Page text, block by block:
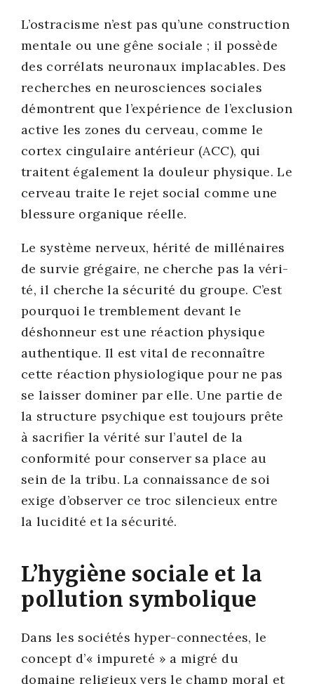
L’os­tra­cisme n’est pas qu’une construc­tion
men­tale ou une gêne sociale ; il pos­sède
des cor­ré­lats neu­ro­naux impla­cables. Des
recherches en neu­ros­ciences sociales
démontrent que l’ex­pé­rience de l’ex­clu­sion
active les zones du cer­veau, comme le
cor­tex cin­gu­laire anté­rieur (ACC), qui
traitent éga­le­ment la dou­leur phy­sique. Le
cer­veau traite le rejet social comme une
bles­sure orga­nique réelle.
Le sys­tème ner­veux, héri­té de mil­lé­naires
de sur­vie gré­gaire, ne cherche pas la véri­
té, il cherche la sécu­ri­té du groupe. C’est
pour­quoi le trem­ble­ment devant le
déshon­neur est une réac­tion phy­sique
authen­tique. Il est vital de recon­naître
cette réac­tion phy­sio­lo­gique pour ne pas
se lais­ser domi­ner par elle. Une par­tie de
la struc­ture psy­chique est tou­jours prête
à sacri­fier la véri­té sur l’au­tel de la
confor­mi­té pour conser­ver sa place au
sein de la tri­bu. La connais­sance de soi
exige d’ob­ser­ver ce troc silen­cieux entre
la luci­di­té et la sécu­ri­té.
L’hygiène sociale et la
pollution symbolique
Dans les socié­tés hyper-connec­tées, le
concept d’« impu­re­té » a migré du
domaine reli­gieux vers le champ moral et